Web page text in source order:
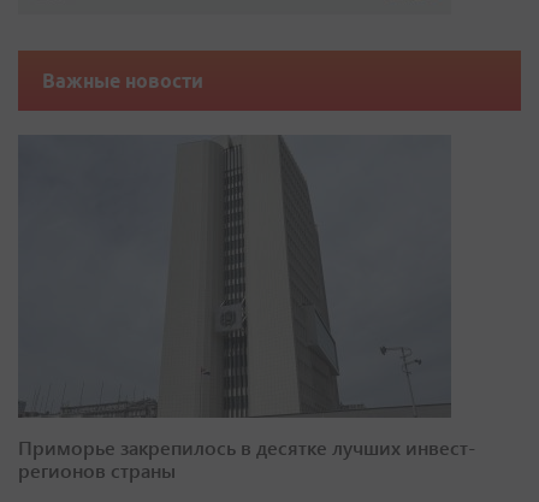
Важные новости
Приморье закрепилось в десятке лучших инвест-
регионов страны